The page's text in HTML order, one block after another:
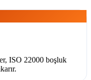
ISO 22000 boşluk